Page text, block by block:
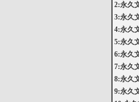
2:永久
3:永久
4:永久
5:永久
6:永久
7:永久
8:永久
9:永久